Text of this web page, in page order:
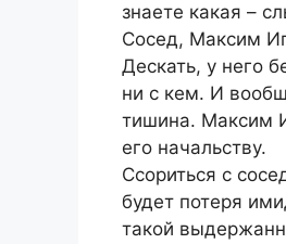
знаете какая –
Сосед, Максим
Дескать, у него
ни с кем. И
тишина. Максим
его начальству.
Ссориться с
будет потеря
такой